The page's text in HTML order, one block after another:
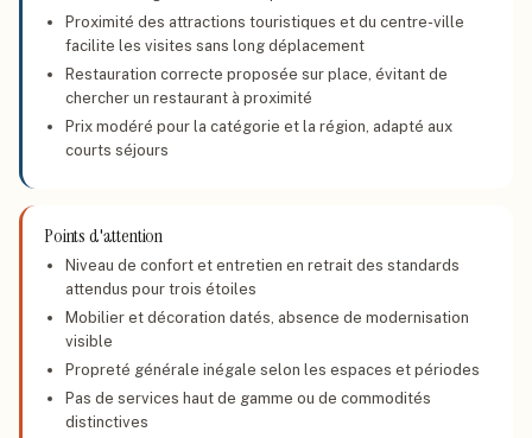
Proximité des attractions touristiques et du centre-ville
facilite les visites sans long déplacement
Restauration correcte proposée sur place, évitant de
chercher un restaurant à proximité
Prix modéré pour la catégorie et la région, adapté aux
courts séjours
Points d'attention
Niveau de confort et entretien en retrait des standards
attendus pour trois étoiles
Mobilier et décoration datés, absence de modernisation
visible
Propreté générale inégale selon les espaces et périodes
Pas de services haut de gamme ou de commodités
distinctives